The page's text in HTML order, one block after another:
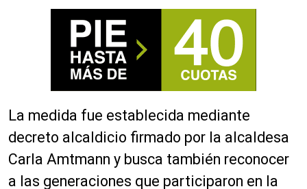
La medida fue establecida mediante
decreto alcaldicio firmado por la alcaldesa
Carla Amtmann y busca también reconocer
a las generaciones que participaron en la